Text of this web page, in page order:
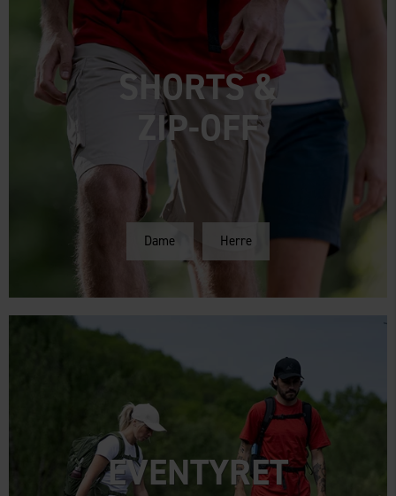
Dame Herre
SHORTS &
ZIP-OFF
EVENTYRET